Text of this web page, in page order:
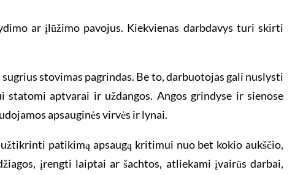
ar įlūžimo pavojus. Kiekvienas darbdavys turi skirti
stovimas pagrindas. Be to, darbuotojas gali nuslysti
statomi aptvarai ir uždangos. Angos grindyse ir sienose
apsauginės virvės ir lynai.
patikimą apsaugą kritimui nuo bet kokio aukščio,
įrengti laiptai ar šachtos, atliekami įvairūs darbai,